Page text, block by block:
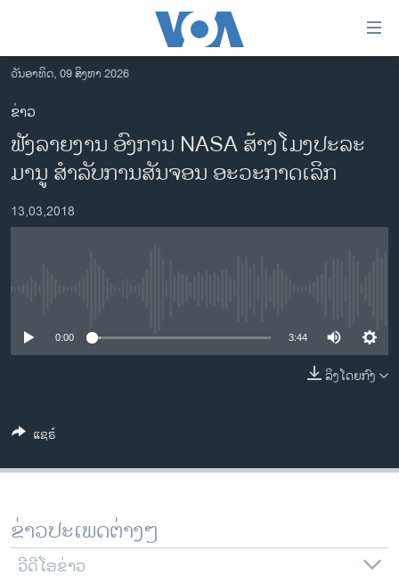
ເຂົ້າ
ຫາ
ຂ້າມ
ຂ້າມ
ຂ້າມ
ໄປ
ຫາ
ຊອກ
ອາເມຣິກາ
ການເລືອກຕັ້ງ ປະທານາທີບໍດີ ສະຫະລັດ 2024
ຂ່າວ​ຈີນ
ຊີວິດຊາວລາວ
ທຸລະກິດ
ພາສາອັງກິດ
ສຽງ
ລາຍການກະຈາຍສຽງ
ວັນອາທິດ, 09 ສິງຫາ 2026
ຂ່າວ
ຟັງລາຍງານ ອົງການ NASA ສ້າງໂມງປະລະ
ມານູ ສຳລັບການສັນຈອນ ອະວະກາດເລິກ
13,03,2018
0:00 3:44
ລິງໂດຍກົງ
ແຊຣ໌
ຂ່າວປະເພດຕ່າງໆ
ວີດີໂອຂ່າວ